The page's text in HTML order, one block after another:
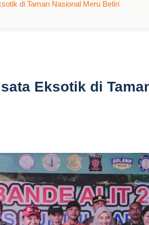
di Taman Nasional Meru Betiri
Eksotik di